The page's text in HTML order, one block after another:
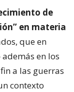
de
en materia
que en
en los
a las guerras
contexto